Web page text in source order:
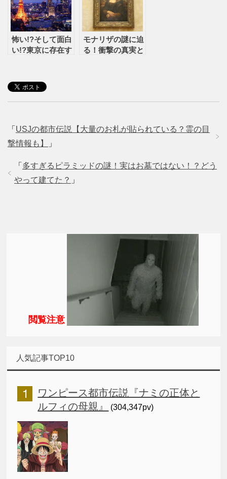
怖い!?そして面白
い!?東京に存在す
モナリザの謎に迫
る！衝撃の真実と
「 USJの都市伝説【大量のお札が貼られている？霊の目
撃情報も】
」
「 多すぎるピラミッドの謎！実はお墓ではない！？どう
やって建てた？ 」
閲覧注意
人気記事TOP10
ワンピース都市伝説『ナミの正体と
ルフィの母親』
(304,347pv)